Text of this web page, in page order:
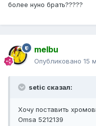
более нуно брать?????
melbu
Опубликовано 15
setic сказал:
Хочу поставить
Omsa 5212139